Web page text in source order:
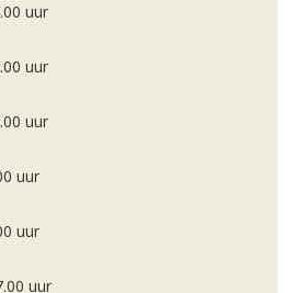
uur
uur
uur
uur
uur
uur